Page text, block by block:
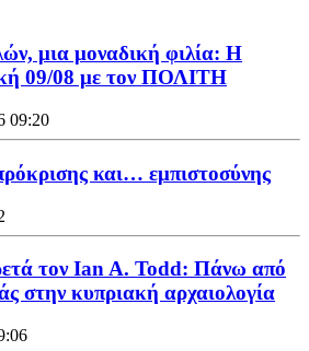
μια μοναδική φιλία: Η
09/08 με τον ΠΟΛΙΤΗ
09:20
και… εμπιστοσύνης
τον Ian A. Todd: Πάνω από
στην κυπριακή αρχαιολογία